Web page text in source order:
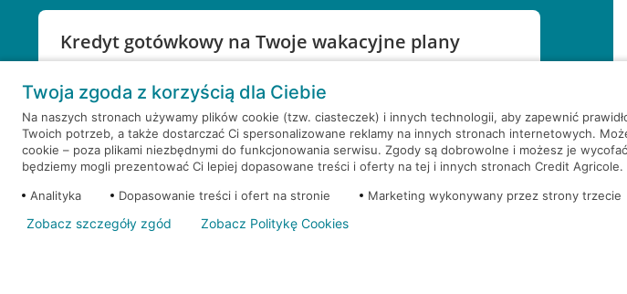
Kredyt gotówkowy na Twoje wakacyjne plany
RRSO: 9,6%
WEŹ KREDYT NOTA PRAWNA
Twoja zgoda z korzyścią dla Ciebie
Na naszych stronach używamy plików cookie (tzw. ciasteczek) i innych technologii, aby zapewnić
Twoich potrzeb, a także dostarczać Ci spersonalizowane reklamy na innych stronach internetowych.
cookie – poza plikami niezbędnymi do funkcjonowania serwisu. Zgody są dobrowolne i możesz je
będziemy mogli prezentować Ci lepiej dopasowane treści i oferty na tej i innych stronach Credit Agricole.
Analityka
Dopasowanie treści i ofert na stronie Marketing wykonywany przez strony trzecie
Zobacz szczegóły zgód Zobacz Politykę Cookies